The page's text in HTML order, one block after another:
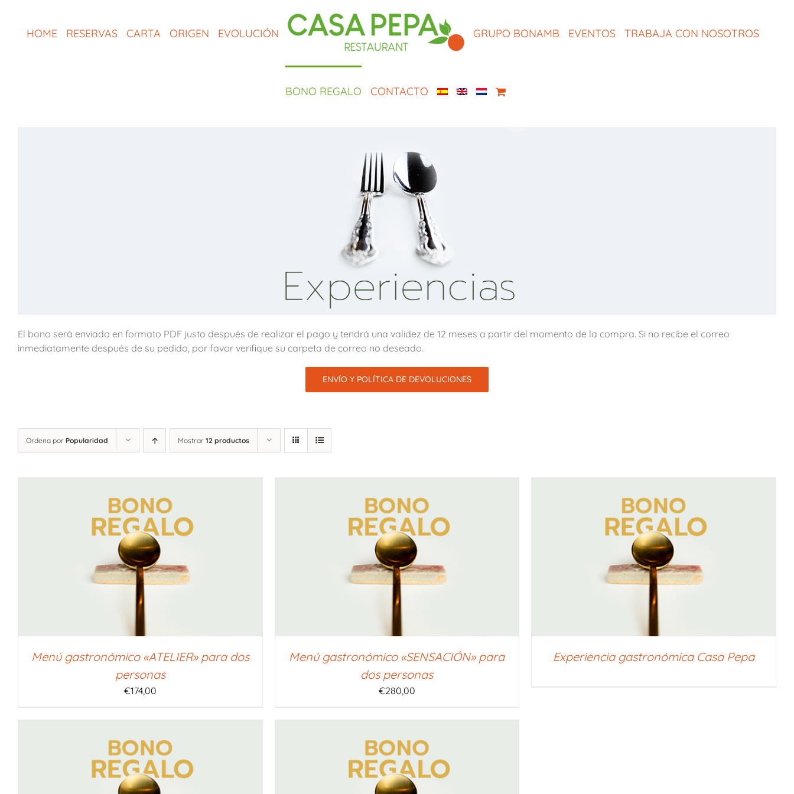
contenidoHOME RESERVAS CARTA ORIGEN EVOLUCIÓN GRUPO BONAMB EVENTOS TRABAJA CON NOSOTROS
BONO REGALO CONTACTO
El bono será enviado en formato PDF justo después de realizar el pago y tendrá una validez de 12 meses a partir del momento de la compra. Si no recibe el correo
inmediatamente después de su pedido, por favor verifique su carpeta de correo no deseado.
ENVÍO Y POLÍTICA DE DEVOLUCIONES
Ordena por Popularidad Mostrar 12 productos
Menú gastronómico «ATELIER» para dos
personas
€174,00
SELECCIONAR IMPORTE
Menú gastronómico «SENSACIÓN» para
dos personas
€280,00
SELECCIONAR IMPORTE
Experiencia gastronómica Casa Pepa